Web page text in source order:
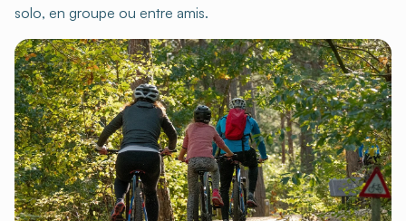
solo, en groupe ou entre amis.